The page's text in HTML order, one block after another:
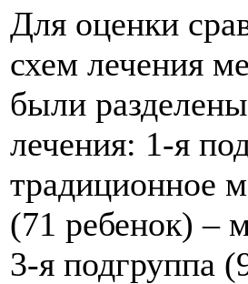
Для оценки
схем лечения
были
лечения: 1-я
традиционное
(71 ребенок) –
3-я подгруппа